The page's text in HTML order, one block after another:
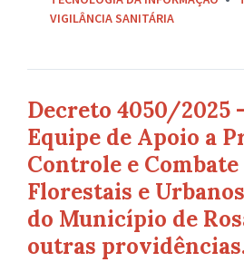
VIGILÂNCIA SANITÁRIA
Decreto 4050/2025
Equipe de Apoio a
Controle e
Florestais e
do Município de
outras